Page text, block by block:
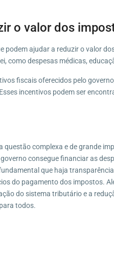
o valor dos
podem ajudar a reduzir o valor
como despesas médicas,
fiscais oferecidos pelo
incentivos podem ser
questão complexa e de grande
consegue financiar as
que haja
do pagamento dos impostos.
do sistema tributário e a
todos.